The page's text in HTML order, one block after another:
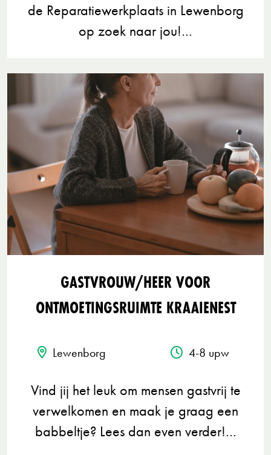
de Reparatiewerkplaats in Lewenborg
op zoek naar jou!…
GASTVROUW/HEER VOOR
ONTMOETINGSRUIMTE KRAAIENEST
Lewenborg 4-8 upw
Vind jij het leuk om mensen gastvrij te
verwelkomen en maak je graag een
babbeltje? Lees dan even verder!…